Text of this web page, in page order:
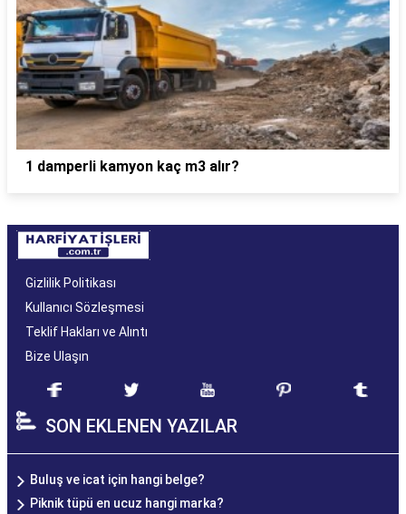
1 damperli kamyon kaç m3 alır?
Gizlilik Politikası
Kullanıcı Sözleşmesi
Teklif Hakları ve Alıntı
Bize Ulaşın
SON EKLENEN YAZILAR
Buluş ve icat için hangi belge?
Piknik tüpü en ucuz hangi marka?